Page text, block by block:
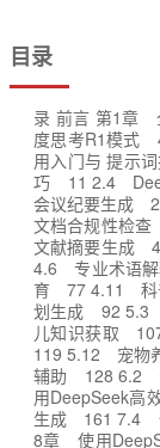
目录
录 前言 第1章
度思考R1模
用入门与 提示
巧 11 2.4
会议纪要生成
文档合规性检
文献摘要生成
4.6 专业术语
育 77 4.11 科
划生成 92
儿知识获取
119 5.12 宠物
辅助 128 6.2
用DeepSeek
生成 161 7.4
8章 使用